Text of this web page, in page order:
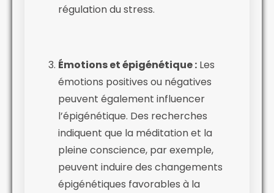
régulation du stress.
Émotions et épigénétique : Les
émotions positives ou négatives
peuvent également influencer
l’épigénétique. Des recherches
indiquent que la méditation et la
pleine conscience, par exemple,
peuvent induire des changements
épigénétiques favorables à la